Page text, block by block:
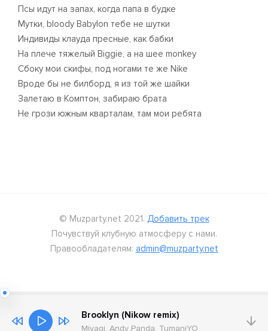
Псы идут на запах, когда папа в будке
Мутки, bloody Babylon тебе не шутки
Индивиды клауда пресные, как бабки
На плече тяжелый Biggie, а на шее monkey
Сбоку мои скифы, под ногами те же Nike
Вроде бы не билборд, я из той же шайки
Залетаю в Комптон, забираю брата
Не грози южным кварталам, там мои ребята
© Muzparty.net 2021. Добавить трек
Почувствуй клубную атмосферу с нами.
Правообладателям: admin@muzparty.net
Brooklyn (Nikow remix)
Miyagi, Andy Panda, TumaniYO